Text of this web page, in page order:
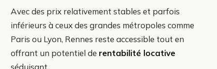
Avec des prix relativement stables et parfois
inférieurs à ceux des grandes métropoles comme
Paris ou Lyon, Rennes reste accessible tout en
offrant un potentiel de rentabilité locative
séduisant.